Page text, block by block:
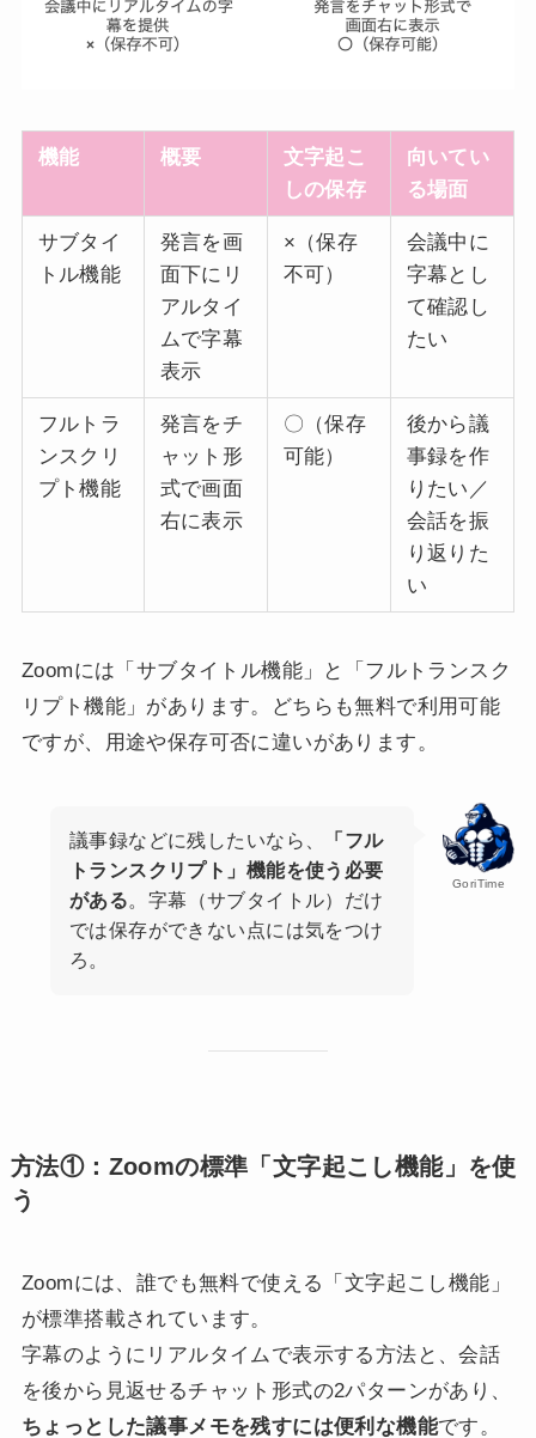
機能 概要
文字起こ
しの保存
向いてい
る場面
サブタイ
トル機能
発言を画
面下にリ
アルタイ
ムで字幕
表示
×（保存
不可）
会議中に
字幕とし
て確認し
たい
フルトラ
ンスクリ
プト機能
発言をチ
ャット形
式で画面
右に表示
〇（保存
可能）
後から議
事録を作
りたい／
会話を振
り返りた
い
Zoomには「サブタイトル機能」と「フルトランスク
リプト機能」があります。どちらも無料で利用可能
ですが、用途や保存可否に違いがあります。
GoriTime
議事録などに残したいなら、
「フル
トランスクリプト」機能を使う必要
がある。字幕（サブタイトル）だけ
では保存ができない点には気をつけ
ろ。
方法①：Zoomの標準「文字起こし機能」を使
う
Zoomには、誰でも無料で使える「文字起こし機能」
が標準搭載されています。
字幕のようにリアルタイムで表示する方法と、会話
を後から見返せるチャット形式の2パターンがあり、
ちょっとした議事メモを残すには便利な機能です。